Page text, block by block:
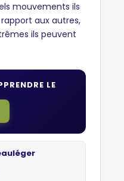
mouvements ils
aux autres,
ils peuvent
LE